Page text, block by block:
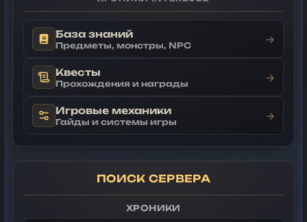
База знаний
Предметы, монстры, NPC →
Квесты
Прохождения и награды →
Игровые механики
Гайды и системы игры →
ПОИСК СЕРВЕРА
ХРОНИКИ